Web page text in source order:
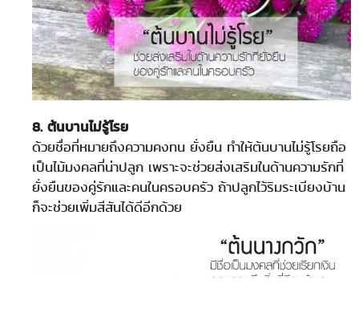
8. ต้นบานไม่รู้โรย
ด้วยชื่อที่หมายถึงความคงทน ยั่งยืน ทำให้ต้นบานไม่รู้โรยถือ
เป็นไม้มงคลที่น่าปลูก เพราะจะช่วยส่งเสริมในด้านความรักที่
ยั่งยืนของคู่รักและคนในครอบครัว ถ้าปลูกไว้ริมระเบียงบ้าน
ก็จะช่วยเพิ่มสีสันได้ดีอีกด้วย